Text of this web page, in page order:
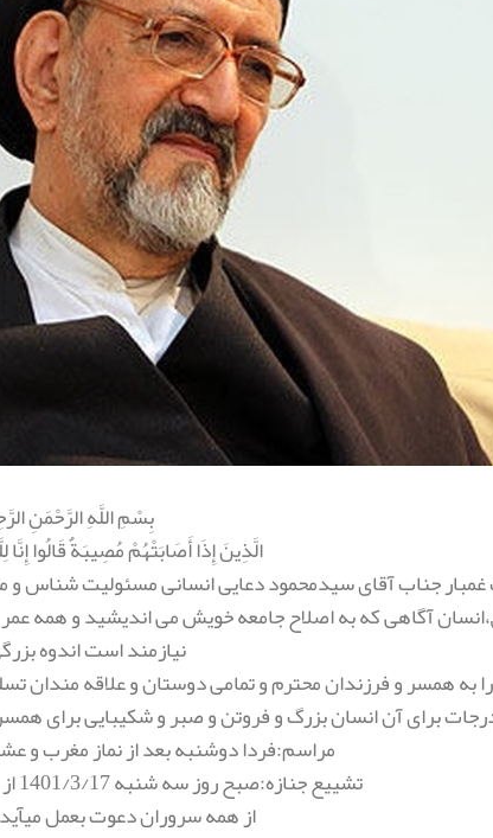
بِسْمِ اللَّهِ الرَّحْمَنِ
الَّذِينَ إِذَا أَصَابَتْهُمْ مُصِيبَةٌ قَالُوا إِنَّا
جناب آقای سیدمحمود دعایی انسانی مسئولیت شناس و
آگاهی که به اصلاح جامعه خویش می اندیشید و همه
نیازمند است اندوه
به همسر و فرزندان محترم و تمامی دوستان و علاقه مندان
برای آن انسان بزرگ و فروتن و صبر و شکیبایی برای
مراسم:فردا دوشنبه بعد از نماز مغرب و
تشييع جنازه:صبح روز سه شنبه 1401/3/17 از محل ساختمان روزنامه اطلاعات
از همه سروران دعوت بعمل